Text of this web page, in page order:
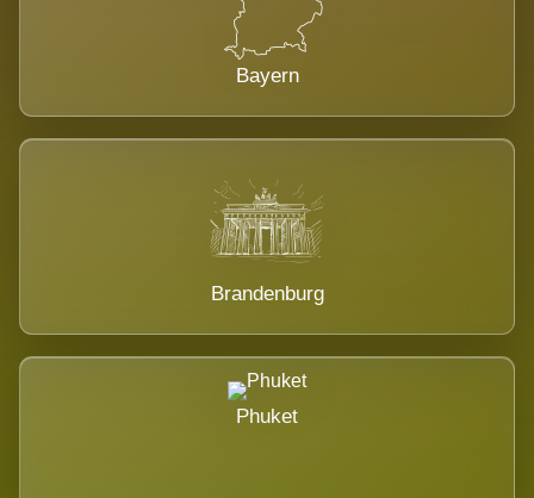
Bayern
Brandenburg
Phuket